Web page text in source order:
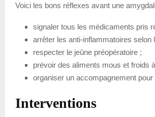
Voici les bons réflexes avant une
signaler tous les médicaments pris
arrêter les anti-inflammatoires selon
respecter le jeûne préopératoire ;
prévoir des aliments mous et froids
organiser un accompagnement pour
Interventions